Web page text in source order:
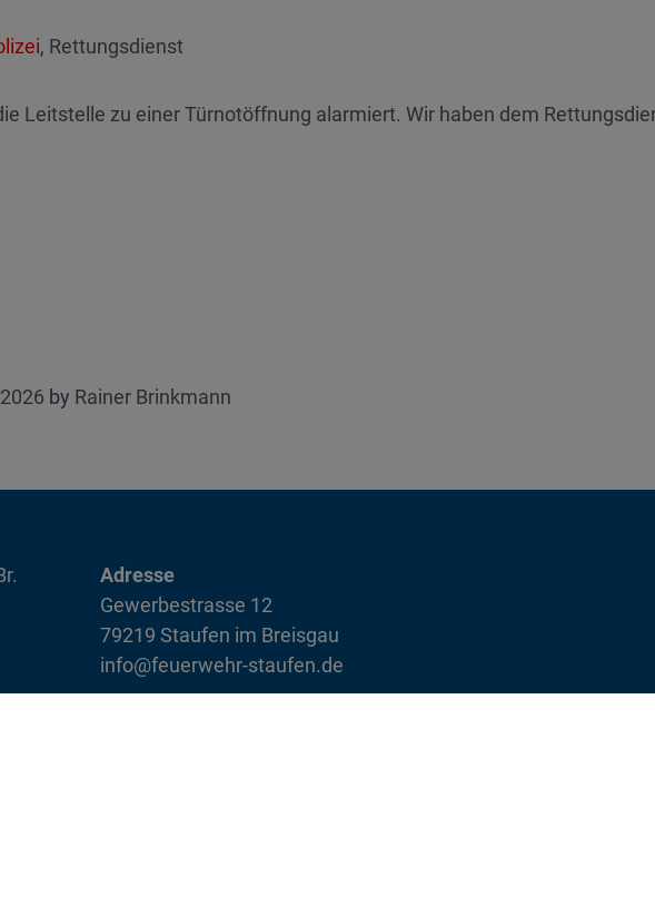
, Rettungsdienst
Leitstelle zu einer Türnotöffnung alarmiert. Wir haben dem
by Rainer Brinkmann
Adresse
Gewerbestrasse 12
79219 Staufen im Breisgau
info@feuerwehr-staufen.de